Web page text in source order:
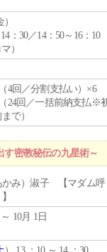
）
：30／14：50～16：10
）
4回／分割支払い）×6
（24回／一括前納支払※
で）
す密教秘伝の九星術～
かみ）淑子 【マダム呼
10月 1日